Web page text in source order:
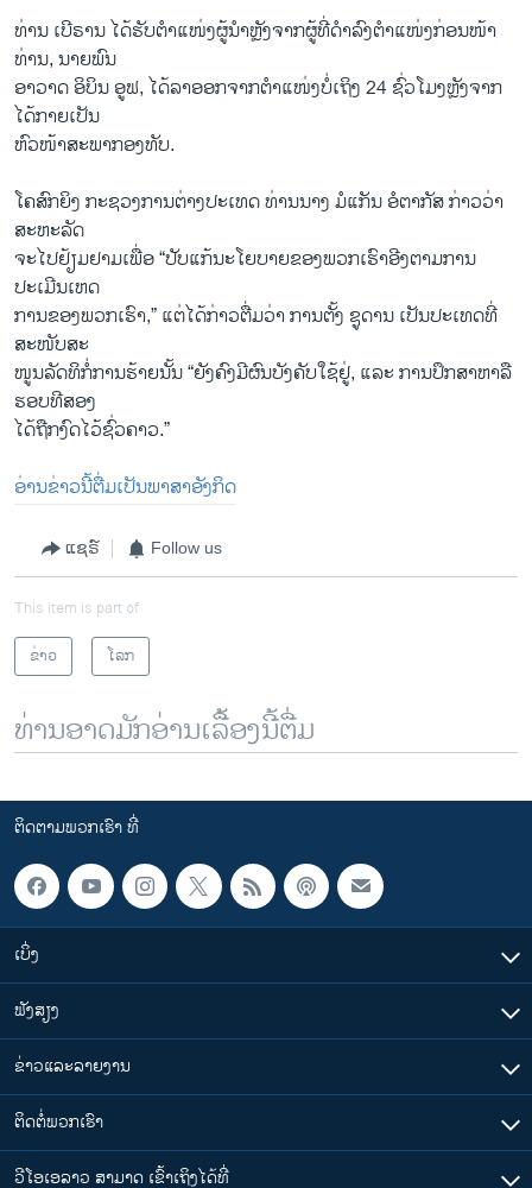
ທ່ານ ເບີ​ຣານ ໄດ້​ຮັບ​ຕຳ​ແໜ່ງ​ຜູ້​ນຳຫຼັງ​ຈາກ​ຜູ້​ທີ່​ດຳ​ລົງ​ຕຳ​ແໜ່ງ​ກ່ອນ​ໜ້າ​
ທ່ານ, ນາຍ​ພົນ
ອາວາດ ອິບິນ ອູຟ, ໄດ້ລາອອກຈາກຕຳແໜ່ງບໍ່ເຖິງ 24 ຊົ່ວໂມງຫຼັງຈາກ
ໄດ້ກາຍເປັນ
ຫົວໜ້າສະພາກອງທັບ.
ໂຄ​ສົກ​ຍິງ ກະ​ຊວງ​ການ​ຕ່າງ​ປະ​ເທດ ທ່ານ​ນາງ ມໍ​ແກັນ ອໍ​ຕາ​ກັ​ສ ກ່າວ​ວ່າ
ສະ​ຫະ​ລັດ ​
ຈະໄປຢ້ຽມຢາມເພື່ອ “ປັບແກ້ນະໂຍບາຍຂອງພວກເຮົາອີງຕາມການ
ປະເມີນເຫດ
ການຂອງພວກເຮົາ,” ແຕ່ໄດ້ກ່າວຕື່ມວ່າ ການຕັ້ງ ຊູດານ ເປັນປະເທດທີ່
ສະໜັບສະ
ໜູນລັດທິກໍ່ການຮ້າຍນັ້ນ “ຍັງຄົງມີຜົນບັງຄັບໃຊ້ຢູ່, ແລະ ການປຶກສາຫາລື
ຮອບທີສອງ
ໄດ້ຖືກງົດໄວ້ຊົ່ວຄາວ.”
ອ່ານ​ຂ່າວນີ້​ຕື່ມ​ເປັນ​ພາ​ສາ​ອັງ​ກິດ
ແຊຣ໌ Follow us
This item is part of
ຂ່າວ
ໂລກ
ທ່ານອາດມັກອ່ານເລື້ອງນີ້ຕື່ມ
ຕິດຕາມພວກເຮົາ ທີ່
ເບິ່ງ
ຟັງສຽງ
ຂ່າວແລະລາຍງານ
ຕິດຕໍ່ພວກເຮົາ
ວີໂອເອລາວ ສາມາດ ເຂົ້າເຖິງໄດ້ທີ່